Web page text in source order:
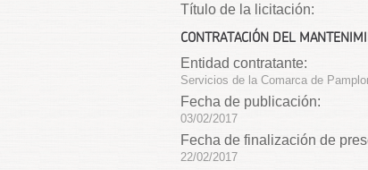
Título de la licitación:
CONTRATACIÓN DEL
Entidad contratante:
Servicios de la Comarca de
Fecha de publicación:
03/02/2017
Fecha de finalización de
22/02/2017